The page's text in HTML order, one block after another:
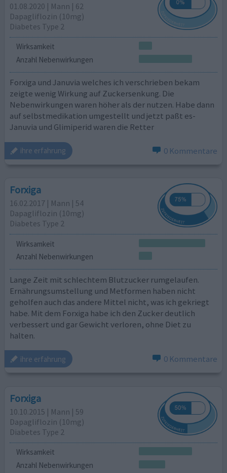
01.08.2020 | Mann | 62
Dapagliflozin (10mg)
Diabetes Type 2
Wirksamkeit
Anzahl Nebenwirkungen
Forxiga und Januvia welches ich verschrieben bekam
zeigte wenig Wirkung auf Zuckersenkung. Die
Nebenwirkungen waren höher als der nutzen. Habe dann
auf selbstmedikation umgestellt und jetzt paßt es-
Januvia und Glimiperid waren die Retter
ihre erfahrung 0 Kommentare
Forxiga
16.02.2017 | Mann | 54
Dapagliflozin (10mg)
Diabetes Type 2
Wirksamkeit
Anzahl Nebenwirkungen
Lange Zeit mit schlechtem Blutzucker rumgelaufen.
Ernährungsumstellung und Metformen haben nicht
geholfen auch das andere Mittel nicht, was ich gekriegt
habe. Mit dem Forxiga habe ich den Zucker deutlich
verbessert und gar Gewicht verloren, ohne Diet zu
halten.
ihre erfahrung 0 Kommentare
Forxiga
10.10.2015 | Mann | 59
Dapagliflozin (10mg)
Diabetes Type 2
Wirksamkeit
Anzahl Nebenwirkungen